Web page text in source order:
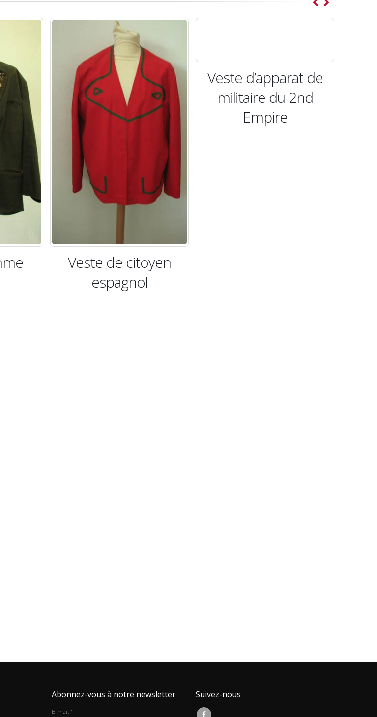
Veste de citoyen
espagnol
Veste d’apparat de
militaire du 2nd
Empire
Abonnez-vous à notre newsletter
E-mail *
Suivez-nous